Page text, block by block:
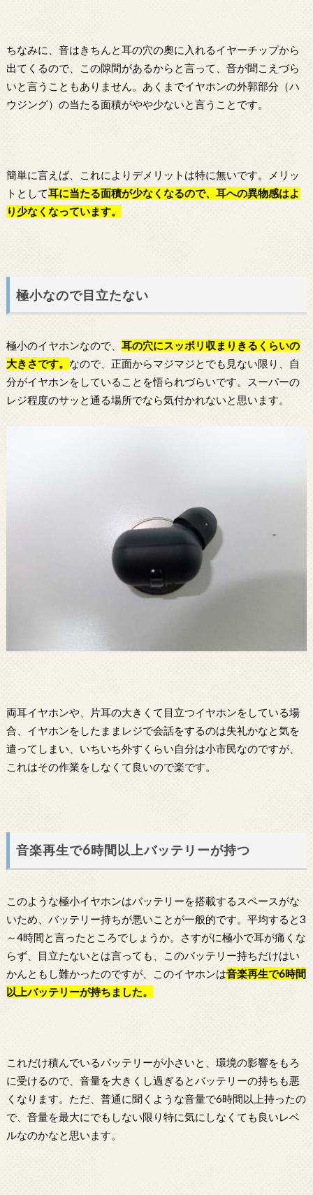
ちなみに、音はきちんと耳の穴の奧に入れるイヤーチップから
出てくるので、この隙間があるからと言って、音が聞こえづら
いと言うこともありません。あくまでイヤホンの外郭部分（ハ
ウジング）の当たる面積がやや少ないと言うことです。
簡単に言えば、これによりデメリットは特に無いです。メリッ
トとして耳に当たる面積が少なくなるので、耳への異物感はよ
り少なくなっています。
極小なので目立たない
極小のイヤホンなので、 耳の穴にスッポリ収まりきるくらいの
大きさです。 なので、正面からマジマジとでも見ない限り、自
分がイヤホンをしていることを悟られづらいです。スーパーの
レジ程度のサッと通る場所でなら気付かれないと思います。
両耳イヤホンや、片耳の大きくて目立つイヤホンをしている場
合、イヤホンをしたままレジで会話をするのは失礼かなと気を
遣ってしまい、いちいち外すくらい自分は小市民なのですが、
これはその作業をしなくて良いので楽です。
音楽再生で6時間以上バッテリーが持つ
このような極小イヤホンはバッテリーを搭載するスペースがな
いため、バッテリー持ちが悪いことが一般的です。平均すると3
～4時間と言ったところでしょうか。さすがに極小で耳が痛くな
らず、目立たないとは言っても、このバッテリー持ちだけはい
かんともし難かったのですが、このイヤホンは音楽再生で6時間
以上バッテリーが持ちました。
これだけ積んでいるバッテリーが小さいと、環境の影響をもろ
に受けるので、音量を大きくし過ぎるとバッテリーの持ちも悪
くなります。ただ、普通に聞くような音量で6時間以上持ったの
で、音量を最大にでもしない限り特に気にしなくても良いレベ
ルなのかなと思います。